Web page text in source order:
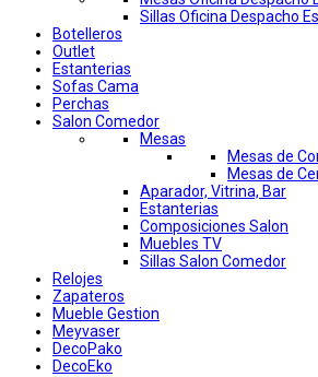
Sillas Oficina Despacho
Botelleros
Outlet
Estanterias
Sofas Cama
Perchas
Salon Comedor
Mesas
Mesas de
Mesas de
Aparador, Vitrina, Bar
Estanterias
Composiciones Salon
Muebles TV
Sillas Salon Comedor
Relojes
Zapateros
Mueble Gestion
Meyvaser
DecoPako
DecoEko